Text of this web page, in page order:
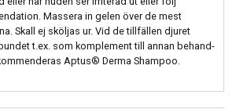
Massera in gelen över de mest
Skall ej sköljas ur. Vid de tillfällen djuret
t.ex. som komplement till annan behand-
Aptus® Derma Shampoo.